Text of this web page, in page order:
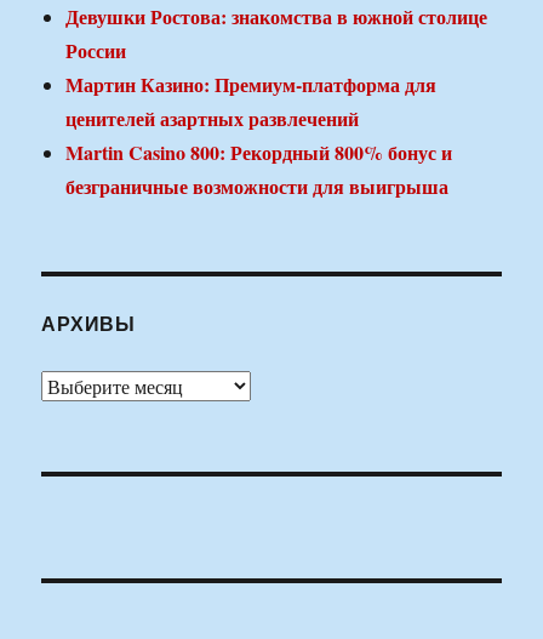
Девушки Ростова: знакомства в южной столице
России
Мартин Казино: Премиум-платформа для
ценителей азартных развлечений
Martin Casino 800: Рекордный 800% бонус и
безграничные возможности для выигрыша
АРХИВЫ
Архивы